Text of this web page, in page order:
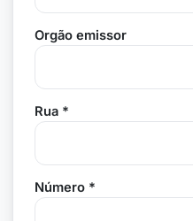
Orgão emissor
Rua *
Número *